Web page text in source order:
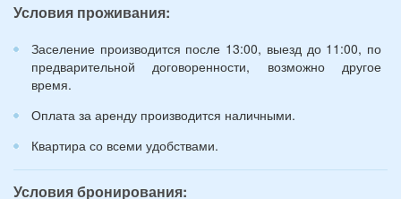
лет):
Условия проживания:
Заселение производится после 13:00, выезд до 11:00, по
предварительной договоренности, возможно другое
время.
Оплата за аренду производится наличными.
Квартира со всеми удобствами.
Условия бронирования: